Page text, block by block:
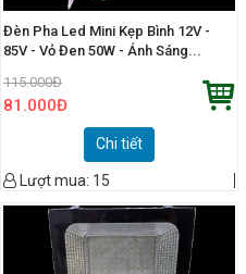
Đèn Pha Led Mini Kẹp Bình 12V -
85V - Vỏ Đen 50W - Ánh Sáng...
115.000Đ
81.000Đ
Chi tiết
Lượt mua: 15